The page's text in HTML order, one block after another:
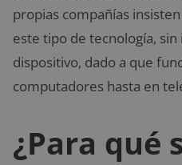
propias compañías
este tipo de tecnología,
dispositivo, dado a que
computadores hasta en
¿Para qué